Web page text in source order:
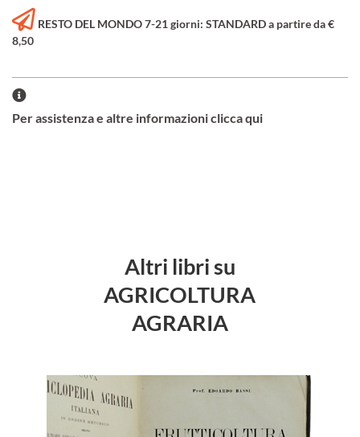
RESTO DEL MONDO 7-21 giorni: STANDARD a partire da €
8,50
Per assistenza e altre informazioni clicca qui
Altri libri su
AGRICOLTURA
AGRARIA